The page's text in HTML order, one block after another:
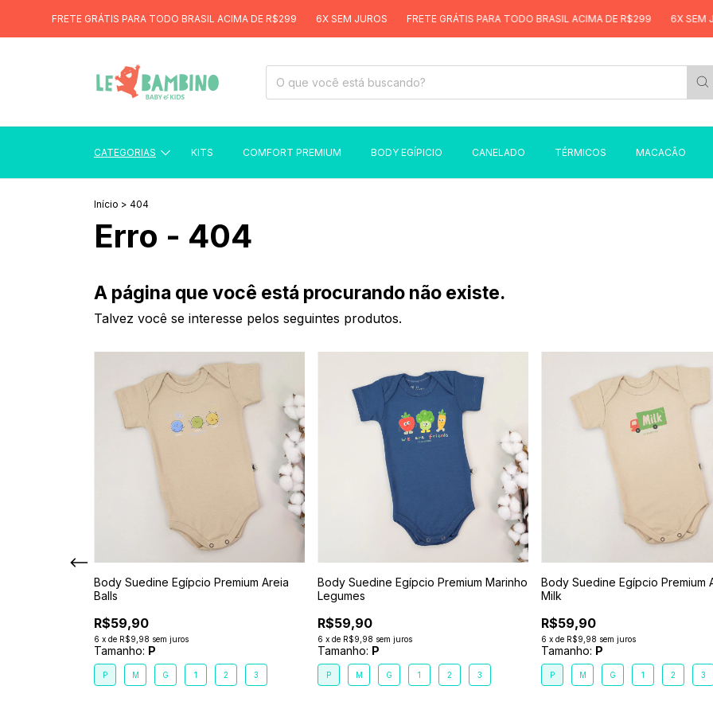
FRETE GRÁTIS PARA TODO BRASIL ACIMA DE R$299 6X SEM JUROS FRETE GRÁTIS PARA TODO BRASIL ACIMA DE R$299 6X SEM
CATEGORIAS KITS COMFORT PREMIUM BODY EGÍPICIO CANELADO TÉRMICOS MACACÃO
Início > 404
Erro - 404
A página que você está procurando não existe.
Talvez você se interesse pelos seguintes produtos.
Body Suedine Egípcio Premium Areia
Balls
R$59,90
6 x de R$9,98 sem juros
Tamanho: P
P M G 1 2 3
Body Suedine Egípcio Premium Marinho
Legumes
R$59,90
6 x de R$9,98 sem juros
Tamanho: P
P M G 1 2 3
Body Suedine Egípcio Premium
Milk
R$59,90
6 x de R$9,98 sem juros
Tamanho: P
P M G 1 2 3